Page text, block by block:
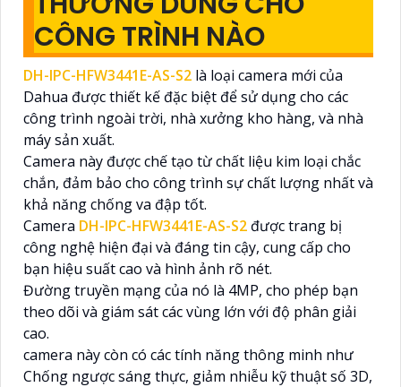
CÔNG TRÌNH NÀO
DH-IPC-HFW3441E-AS-S2 là loại camera mới của
Dahua được thiết kế đặc biệt để sử dụng cho các
công trình ngoài trời, nhà xưởng kho hàng, và nhà
máy sản xuất.
Camera này được chế tạo từ chất liệu kim loại chắc
chắn, đảm bảo cho công trình sự chất lượng nhất và
khả năng chống va đập tốt.
Camera DH-IPC-HFW3441E-AS-S2 được trang bị
công nghệ hiện đại và đáng tin cậy, cung cấp cho
bạn hiệu suất cao và hình ảnh rõ nét.
Đường truyền mạng của nó là 4MP, cho phép bạn
theo dõi và giám sát các vùng lớn với độ phân giải
cao.
camera này còn có các tính năng thông minh như
Chống ngược sáng thực, giảm nhiễu kỹ thuật số 3D,